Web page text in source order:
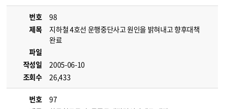
번호
98
제목
지하철 4호선 운행중단사고 원인을 밝혀내고 향후대책
완료
파일
작성일
2005-06-10
조회수
26,433
번호
97